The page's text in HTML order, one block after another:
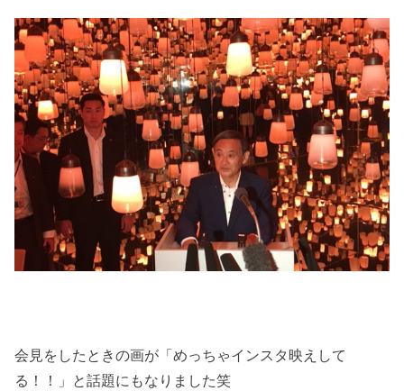
会見をしたときの画が「めっちゃインスタ映えして
る！！」と話題にもなりました笑